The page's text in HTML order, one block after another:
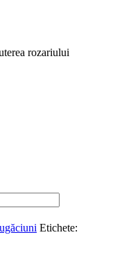
rozariului
Etichete: